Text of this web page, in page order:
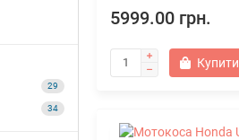
29
34
5999.00 грн.
Купити